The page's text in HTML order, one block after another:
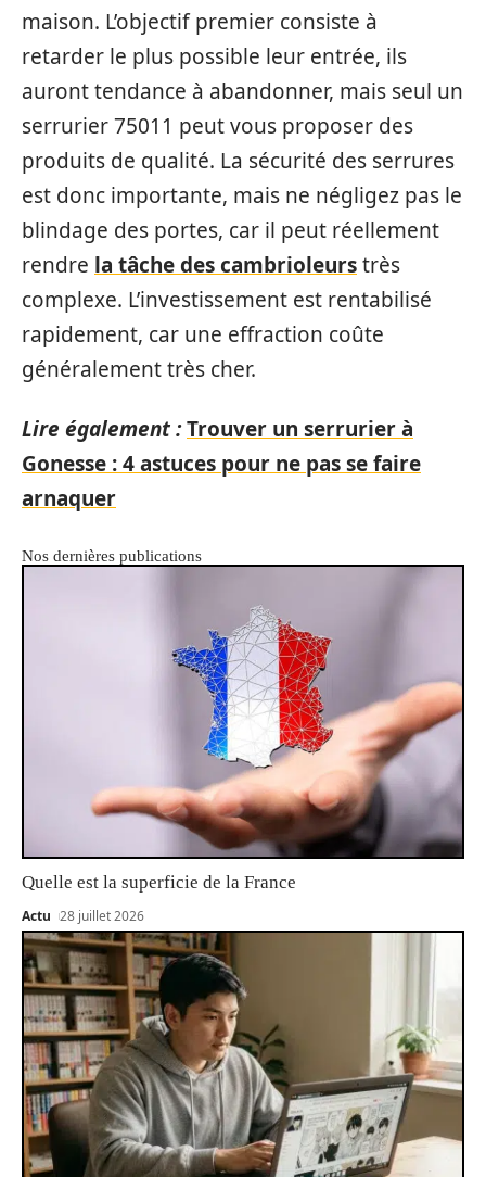
maison. L’objectif premier consiste à
retarder le plus possible leur entrée, ils
auront tendance à abandonner, mais seul un
serrurier 75011 peut vous proposer des
produits de qualité. La sécurité des serrures
est donc importante, mais ne négligez pas le
blindage des portes, car il peut réellement
rendre la tâche des cambrioleurstrès
complexe. L’investissement est rentabilisé
rapidement, car une effraction coûte
généralement très cher.
Lire également :Trouver un serrurier à
Gonesse : 4 astuces pour ne pas se faire
arnaquer
Nos dernières publications
Quelle est la superficie de la France
Actu 28 juillet 2026